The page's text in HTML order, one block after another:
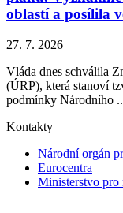
oblastí a posílila
27. 7. 2026
Vláda dnes schválila
(ÚRP), která stanoví
podmínky Národního
Kontakty
Národní orgán
Eurocentra
Ministerstvo pro